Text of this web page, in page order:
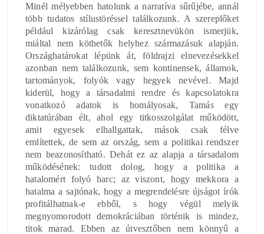
Minél mélyebben hatolunk a narratíva sűrűjébe, annál
több tudatos stílustöréssel találkozunk. A szereplőket
például kizárólag csak keresztnevükön ismerjük,
miáltal nem köthetők helyhez származásuk alapján.
Országhatárokat lépünk át, földrajzi elnevezésekkel
azonban nem találkozunk, sem kontinensek, államok,
tartományok, folyók vagy hegyek nevével. Majd
kiderül, hogy a társadalmi rendre és kapcsolatokra
vonatkozó adatok is homályosak, Tamás egy
diktatúrában élt, ahol egy titkosszolgálat működött,
amit egyesek elhallgattak, mások csak félve
említettek, de sem az ország, sem a politikai rendszer
nem beazonosítható. Dehát ez az alapja a társadalom
működésének: tudott dolog, hogy a politika a
hatalomért folyó harc; az viszont, hogy mekkora a
hatalma a sajtónak, hogy a megrendelésre újságot írók
profitálhatnak-e ebből, s hogy végül melyik
megnyomorodott demokráciában történik is mindez,
titok marad. Ebben az útvesztőben nem könnyű a